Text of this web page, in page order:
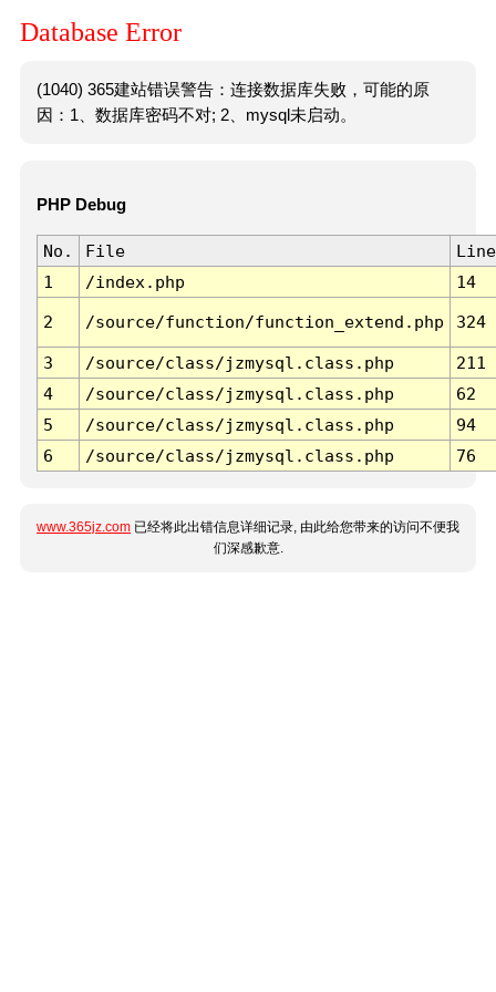
Database Error
(1040) 365建站错误警告：连接数据库失败，可能的原
因：1、数据库密码不对; 2、mysql未启动。
PHP Debug
No. File
Line
1
/index.php 14
2 /source/function/function_extend.php 324
3 /source/class/jzmysql.class.php
211
4
/source/class/jzmysql.class.php
62
5
/source/class/jzmysql.class.php
94
6
/source/class/jzmysql.class.php 76
www.365jz.com 已经将此出错信息详细记录, 由此给您带来的访问不便我
们深感歉意.